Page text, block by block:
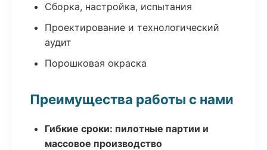
Сборка, настройка, испытания
Проектирование и технологический
аудит
Порошковая окраска
Преимущества работы с нами
Гибкие сроки: пилотные партии и
массовое производство